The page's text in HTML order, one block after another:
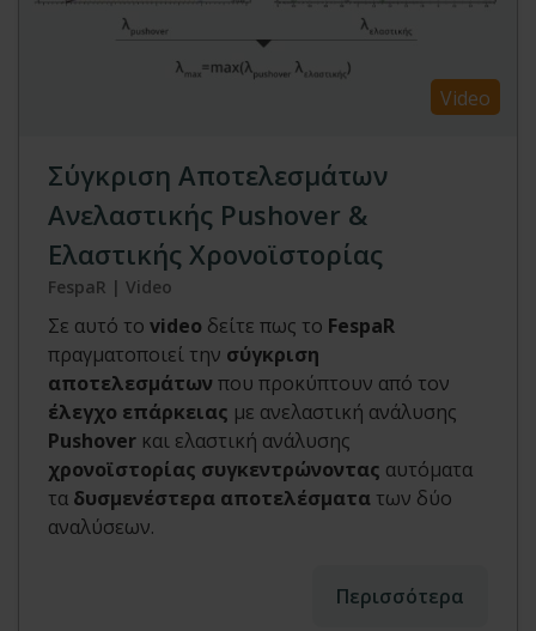
Video
Σύγκριση Αποτελεσμάτων
Ανελαστικής Pushover &
Ελαστικής Χρονοϊστορίας
FespaR | Video
Σε αυτό το video δείτε πως το FespaR
πραγματοποιεί την σύγκριση
αποτελεσμάτων που προκύπτουν από τον
έλεγχο επάρκειας με ανελαστική ανάλυσης
Pushover και ελαστική ανάλυσης
χρονοϊστορίας συγκεντρώνοντας αυτόματα
τα δυσμενέστερα αποτελέσματα των δύο
αναλύσεων.
Περισσότερα